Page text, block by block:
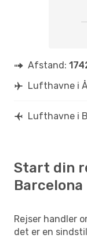
Afstand:
Lufthavne i
Lufthavne i
Start din
Barcelona
Rejser handler
det er en